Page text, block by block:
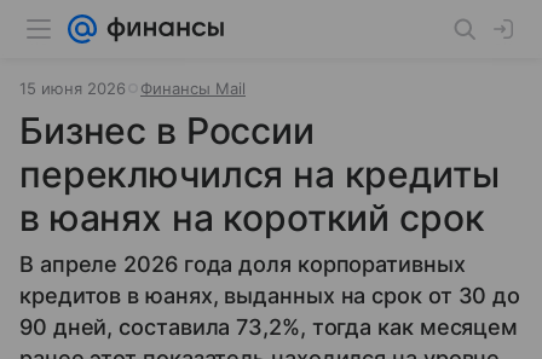
15 июня 2026 Финансы Mail
Бизнес в России
переключился на кредиты
в юанях на короткий срок
В апреле 2026 года доля корпоративных
кредитов в юанях, выданных на срок от 30 до
90 дней, составила 73,2%, тогда как месяцем